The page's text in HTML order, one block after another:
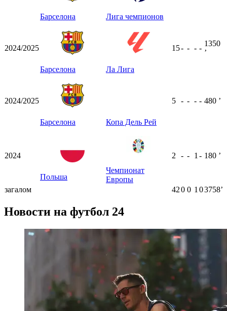
Барселона Лига чемпионов
2024/2025
Барселона Ла Лига
15- - - -
1350
ʼ
2024/2025
Барселона Копа Дель Рей
5 - - - - 480 ʼ
2024
Польша
Чемпионат
Европы
2 - - 1 - 180 ʼ
загалом 420 0 1 03758ʼ
Новости на футбол 24